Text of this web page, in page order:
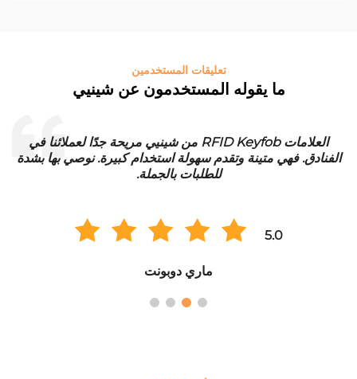
تعليقات المستخدمين
ما يقوله المستخدمون عن شينيي
العلامات RFID Keyfob من شينيي مريحة جدًا لعملائنا في
الفنادق. فهي متينة وتقدم سهولة استخدام كبيرة. نوصي بها بشدة
للطلبات بالجملة.
5.0
ماري دوبونت